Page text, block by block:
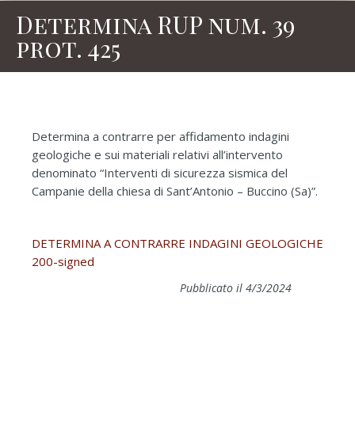
Determina RUP num. 39
prot. 425
Determina a contrarre per affidamento indagini
geologiche e sui materiali relativi all’intervento
denominato “Interventi di sicurezza sismica del
Campanie della chiesa di Sant’Antonio – Buccino (Sa)”.
DETERMINA A CONTRARRE INDAGINI GEOLOGICHE
200-signed
Pubblicato il 4/3/2024